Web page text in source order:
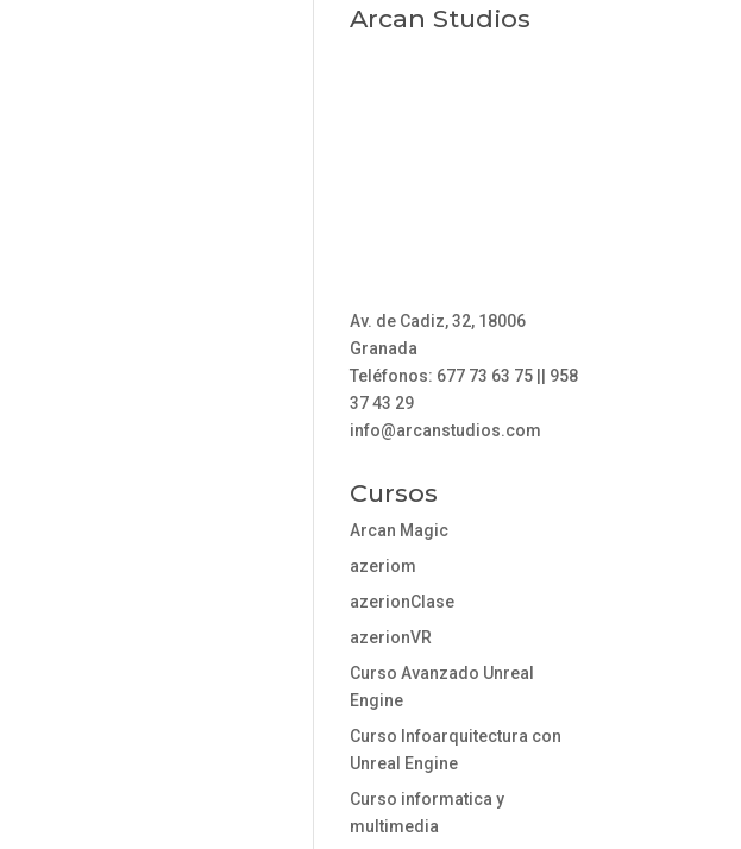
Arcan Studios
Av. de Cadiz, 32, 18006
Granada
Teléfonos: 677 73 63 75 || 958
37 43 29
info@arcanstudios.com
Cursos
Arcan Magic
azeriom
azerionClase
azerionVR
Curso Avanzado Unreal
Engine
Curso Infoarquitectura con
Unreal Engine
Curso informatica y
multimedia